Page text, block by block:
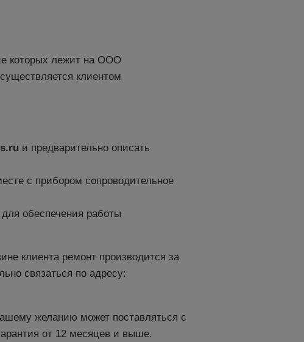
которых лежит на ООО
клиентом
и предварительно описать
с прибором сопроводительное
обеспечения работы
клиента ремонт производится за
связаться по адресу:
желанию может поставляться с
от 12 месяцев и выше.